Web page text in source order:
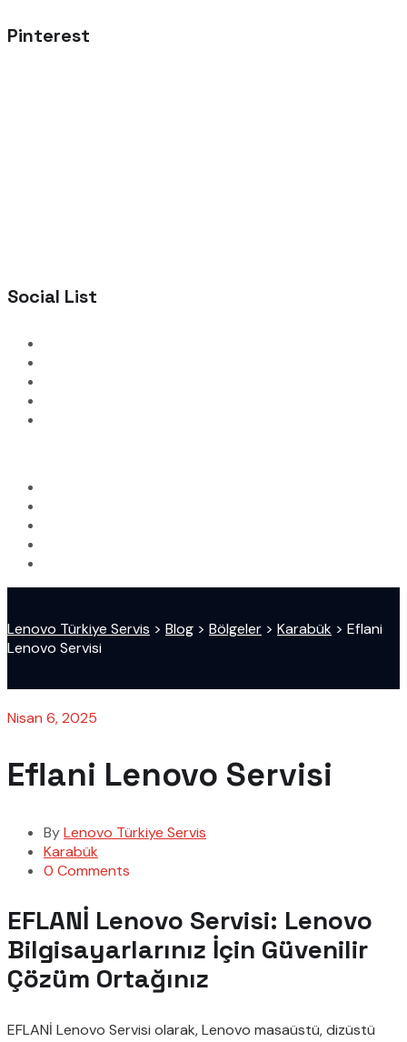
Pinterest
Social List
Lenovo Türkiye Servis > Blog > Bölgeler > Karabük > Eflani
Lenovo Servisi
Nisan 6, 2025
Eflani Lenovo Servisi
ByLenovo Türkiye Servis
Karabük
0 Comments
EFLANİ Lenovo Servisi: Lenovo
Bilgisayarlarınız İçin Güvenilir
Çözüm Ortağınız
EFLANİ Lenovo Servisi olarak, Lenovo masaüstü, dizüstü